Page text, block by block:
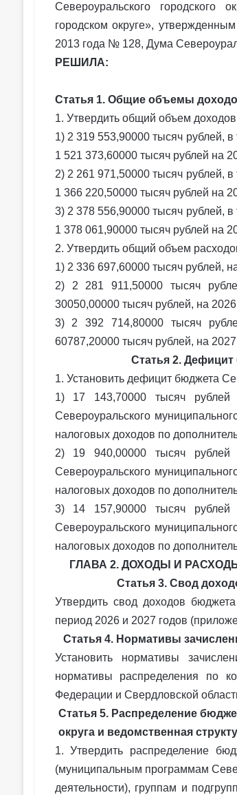
Североуральского
городском округе»,
2013 года № 128, Дума
РЕШИЛА:
Статья 1. Общие объемы
1. Утвердить общий объем
1) 2 319 553,90000 тысяч рублей,
1 521 373,60000 тысяч рублей на
2) 2 261 971,50000 тысяч рублей,
1 366 220,50000 тысяч рублей на
3) 2 378 556,90000 тысяч рублей,
1 378 061,90000 тысяч рублей на
2. Утвердить общий объем
1) 2 336 697,60000 тысяч рублей,
2) 2 281 911,50000 тысяч
30050,00000 тысяч рублей, на 2026
3) 2 392 714,80000 тысяч
60787,20000 тысяч рублей, на 2027
Статья 2.
1. Установить дефицит бюджета
1) 17 143,70000 тысяч рублей
Североуральского
налоговых доходов по
2) 19 940,00000 тысяч рублей
Североуральского
налоговых доходов по
3) 14 157,90000 тысяч рублей
Североуральского
налоговых доходов по
ГЛАВА 2. ДОХОДЫ И
Статья 3. Свод
Утвердить свод доходов
период 2026 и 2027 годов
Статья 4. Нормативы
Установить нормативы
нормативы распределения по
Федерации и Свердловской
Статья 5. Распределение
округа и ведомственная
1. Утвердить распределение
(муниципальным программам
деятельности), группам и